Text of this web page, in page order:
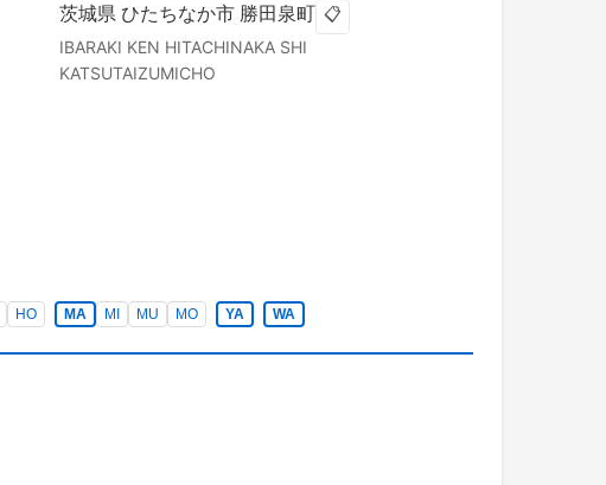
茨城県 ひたちなか市 勝田泉町 📋
IBARAKI KEN HITACHINAKA SHI
KATSUTAIZUMICHO
HO MA MI MU MO YA WA